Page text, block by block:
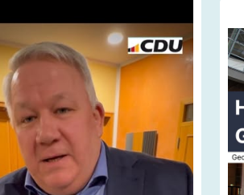
Mittelpunkt
ehrte herausragendes
der Auszeichnung "Ehrenamt
? für ihr außergewöhnliches
Kulturleben in Kasnevitz
für die Organisation des
Vilmnitz
? für ihren unermüdlichen